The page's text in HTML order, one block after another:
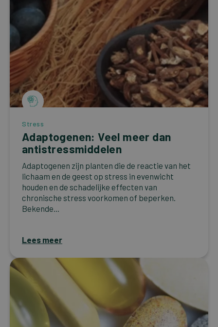
Stress
Adaptogenen: Veel meer dan
antistressmiddelen
Adaptogenen zijn planten die de reactie van het
lichaam en de geest op stress in evenwicht
houden en de schadelijke effecten van
chronische stress voorkomen of beperken.
Bekende...
Lees meer